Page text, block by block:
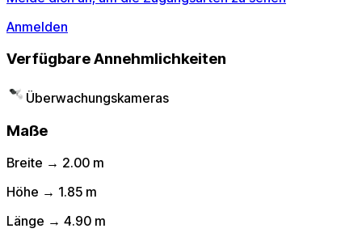
Anmelden
Verfügbare Annehmlichkeiten
Überwachungskameras
Maße
Breite → 2.00 m
Höhe → 1.85 m
Länge → 4.90 m